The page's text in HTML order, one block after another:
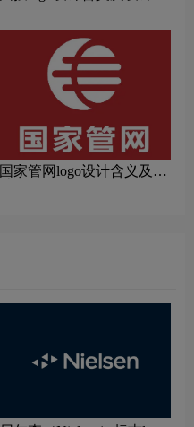
国家管网logo设计含义及设